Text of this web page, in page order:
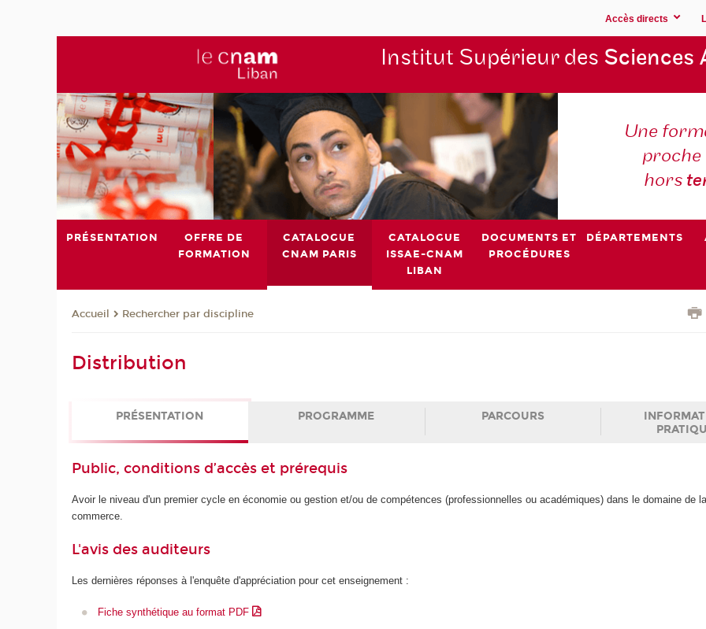
Accès directs
Institut Supérieur des Sciences
Une
proche
hors
PRÉSENTATION
OFFRE DE
FORMATION
CATALOGUE
CNAM PARIS
CATALOGUE
ISSAE-CNAM
LIBAN
DOCUMENTS ET
PROCÉDURES
DÉPARTEMENTS
Accueil Rechercher par discipline
Distribution
PRÉSENTATION PROGRAMME PARCOURS
Public, conditions d’accès et prérequis
Avoir le niveau d'un premier cycle en économie ou gestion et/ou de compétences (professionnelles ou académiques) dans le domaine de
commerce.
L'avis des auditeurs
Les dernières réponses à l'enquête d'appréciation pour cet enseignement :
Fiche synthétique au format PDF